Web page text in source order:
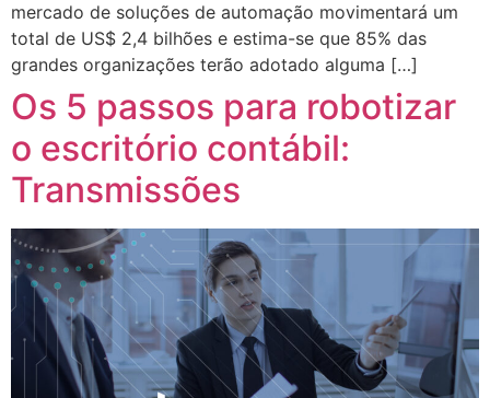
mercado de soluções de automação movimentará um
total de US$ 2,4 bilhões e estima-se que 85% das
grandes organizações terão adotado alguma […]
Os 5 passos para robotizar
o escritório contábil:
Transmissões